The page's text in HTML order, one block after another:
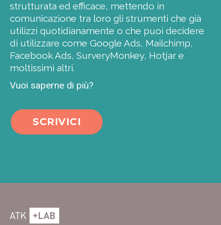
strutturata ed efficace, mettendo in
comunicazione tra loro gli strumenti che già
utilizzi quotidianamente o che puoi decidere
di utilizzare come Google Ads, Mailchimp,
Facebook Ads, SurveryMonkey, Hotjar e
moltissimi altri.
Vuoi saperne di più?
SCRIVICI